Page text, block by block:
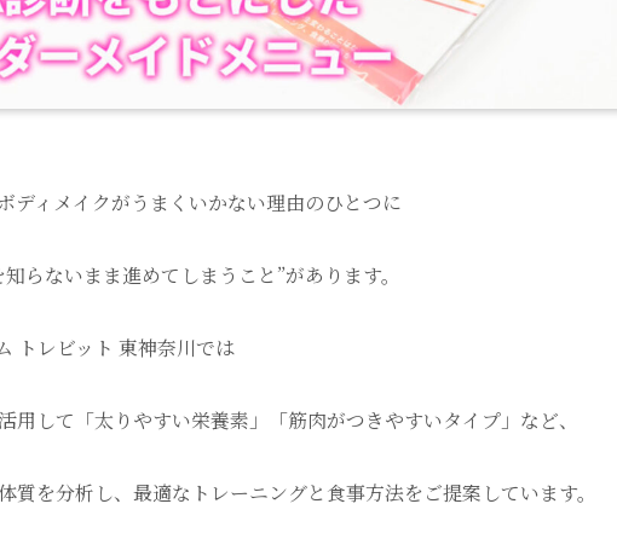
ディメイクがうまくいかない理由のひとつに
らないまま進めてしまうこと”があります。
トレビット 東神奈川では
用して「太りやすい栄養素」「筋肉がつきやすいタイプ」など、
質を分析し、最適なトレーニングと食事方法をご提案しています。